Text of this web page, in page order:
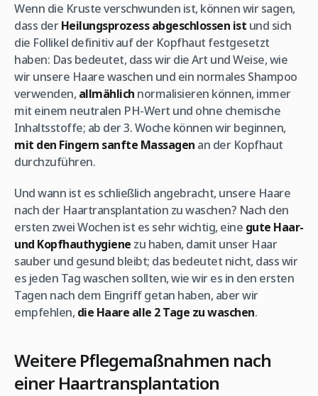
Wenn die Kruste verschwunden ist, können wir sagen,
dass derHeilungsprozess abgeschlossen ist und sich
die Follikel definitiv auf der Kopfhaut festgesetzt
haben: Das bedeutet, dass wir die Art und Weise, wie
wir unsere Haare waschen und ein normales Shampoo
verwenden, allmählich normalisieren können, immer
mit einem neutralen PH-Wert und ohne chemische
Inhaltsstoffe; ab der 3. Woche können wir beginnen,
mit den Fingern sanfte Massagen an der Kopfhaut
durchzuführen.
Und wann ist es schließlich angebracht, unsere Haare
nach der Haartransplantation zu waschen? Nach den
ersten zwei Wochen ist es sehr wichtig, eine gute Haar-
und Kopfhauthygiene zu haben, damit unser Haar
sauber und gesund bleibt; das bedeutet nicht, dass wir
es jeden Tag waschen sollten, wie wir es in den ersten
Tagen nach dem Eingriff getan haben, aber wir
empfehlen, die Haare alle 2 Tage zu waschen.
Weitere Pflegemaßnahmen nach
einer Haartransplantation